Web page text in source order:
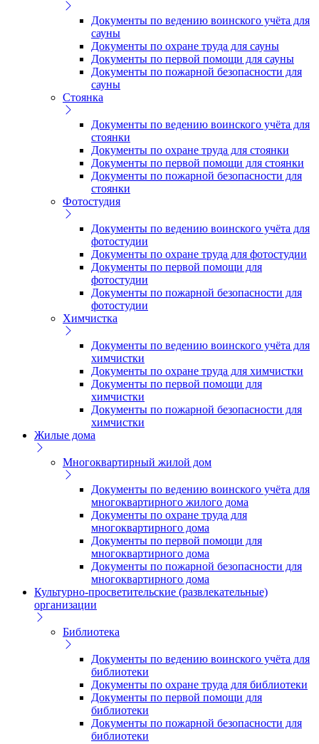
Документы по ведению воинского учёта для
сауны
Документы по охране труда для сауны
Документы по первой помощи для сауны
Документы по пожарной безопасности для
сауны
Стоянка
Документы по ведению воинского учёта для
стоянки
Документы по охране труда для стоянки
Документы по первой помощи для стоянки
Документы по пожарной безопасности для
стоянки
Фотостудия
Документы по ведению воинского учёта для
фотостудии
Документы по охране труда для фотостудии
Документы по первой помощи для
фотостудии
Документы по пожарной безопасности для
фотостудии
Химчистка
Документы по ведению воинского учёта для
химчистки
Документы по охране труда для химчистки
Документы по первой помощи для
химчистки
Документы по пожарной безопасности для
химчистки
Жилые дома
Многоквартирный жилой дом
Документы по ведению воинского учёта для
многоквартирного жилого дома
Документы по охране труда для
многоквартирного дома
Документы по первой помощи для
многоквартирного дома
Документы по пожарной безопасности для
многоквартирного дома
Культурно-просветительские (развлекательные)
организации
Библиотека
Документы по ведению воинского учёта для
библиотеки
Документы по охране труда для библиотеки
Документы по первой помощи для
библиотеки
Документы по пожарной безопасности для
библиотеки